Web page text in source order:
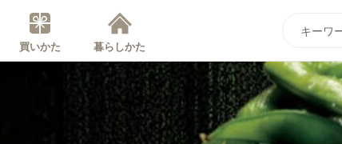
買いかた 暮らしかた